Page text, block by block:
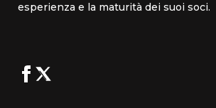
esperienza e la maturità dei suoi soci.